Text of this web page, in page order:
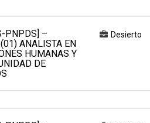
PNPDS] –
ANALISTA EN
HUMANAS Y
DE
Desierto